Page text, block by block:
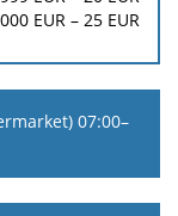
EUR – 25 EUR
07:00–